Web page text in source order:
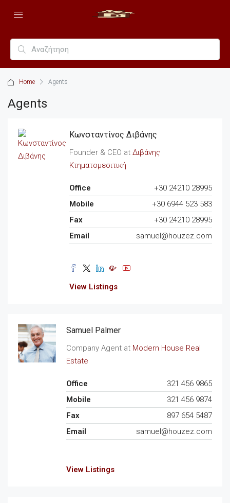
Home Agents
Agents
Κωνσταντίνος Διβάνης
Founder & CEO at Διβάνης
Κτηματομεσιτική
Office
+30 24210 28995
Mobile
+30 6944 523 583
Fax
+30 24210 28995
Email
samuel@houzez.com
View Listings
Samuel Palmer
Company Agent at Modern House Real
Estate
Office
321 456 9865
Mobile
321 456 9874
Fax
897 654 5487
Email
samuel@houzez.com
View Listings